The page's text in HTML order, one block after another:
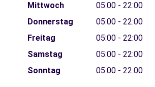
Mittwoch
05:00 - 22:00
Donnerstag
05:00 - 22:00
Freitag
05:00 - 22:00
Samstag
05:00 - 22:00
Sonntag
05:00 - 22:00